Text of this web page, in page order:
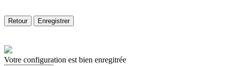
Retour Enregistrer
Votre configuration est bien enregitrée